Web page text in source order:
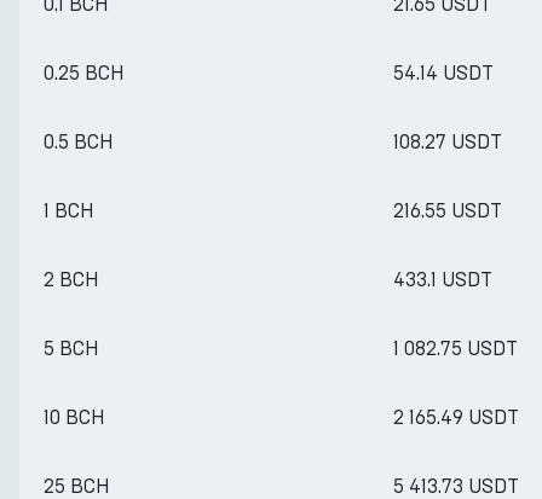
0.25 BCH 54.14 USDT
0.5 BCH 108.27 USDT
1 BCH 216.55 USDT
2 BCH 433.1 USDT
5 BCH 1 082.75 USDT
10 BCH 2 165.49 USDT
25 BCH 5 413.73 USDT